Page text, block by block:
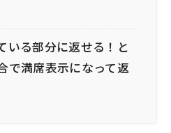
いる部分に返せる！と
で満席表示になって返